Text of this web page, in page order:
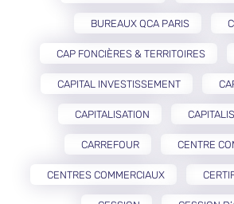
BUREAUX QCA PARIS
CAP FONCIÈRES & TERRITOIRES
CAPITAL INVESTISSEMENT
CAPITALISATION
CARREFOUR CENTRE
CENTRES COMMERCIAUX